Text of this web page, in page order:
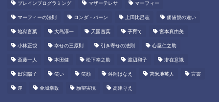
ブレインプログラミング マザーテレサ マーフィー
マーフィーの法則 ロンダ・バーン 上田比呂志 価値観の違い
地獄言葉 大島淳一 天国言葉 子育て 宮本真由美
小林正観 幸せの三原則 引き寄せの法則 心屋仁之助
斎藤一人 本田健 松下幸之助 渡辺和子 潜在意識
田宮陽子 笑い 笑顔 舛岡はなえ 苫米地英人 言霊
運 金城幸政 願望実現 高津りえ